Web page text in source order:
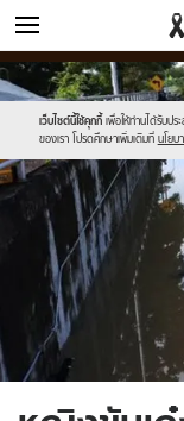
ข่าว
เว็บไซต์นี้ใช้คุกกี้ เพื่อให้ท่านได้รับป
ของเรา โปรดศึกษาเพิ่มเติมที่ นโยบ
Sanook
//s.isanook.com/sr/0/
new-
sanook.png
600
60
//s.isanook.com/ns/0/